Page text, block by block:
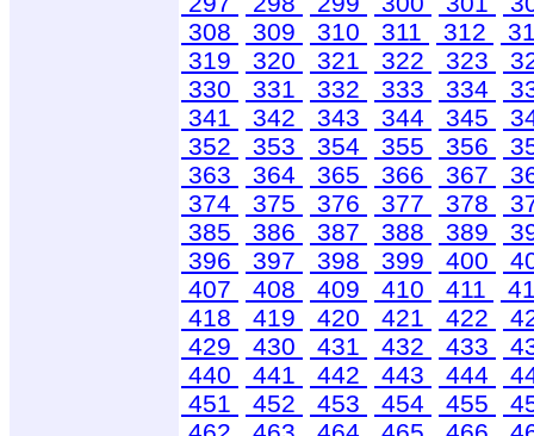
308
309 310 311 312
319
320 321 322 323
330
331 332 333 334
341
342 343 344 345
352
353 354 355 356
363
364 365 366 367
374
375 376 377 378
385
386 387 388 389
396
397 398 399 400
407
408 409 410 411
418
419 420 421 422
429
430 431 432 433
440
441 442 443 444
451
452 453 454 455